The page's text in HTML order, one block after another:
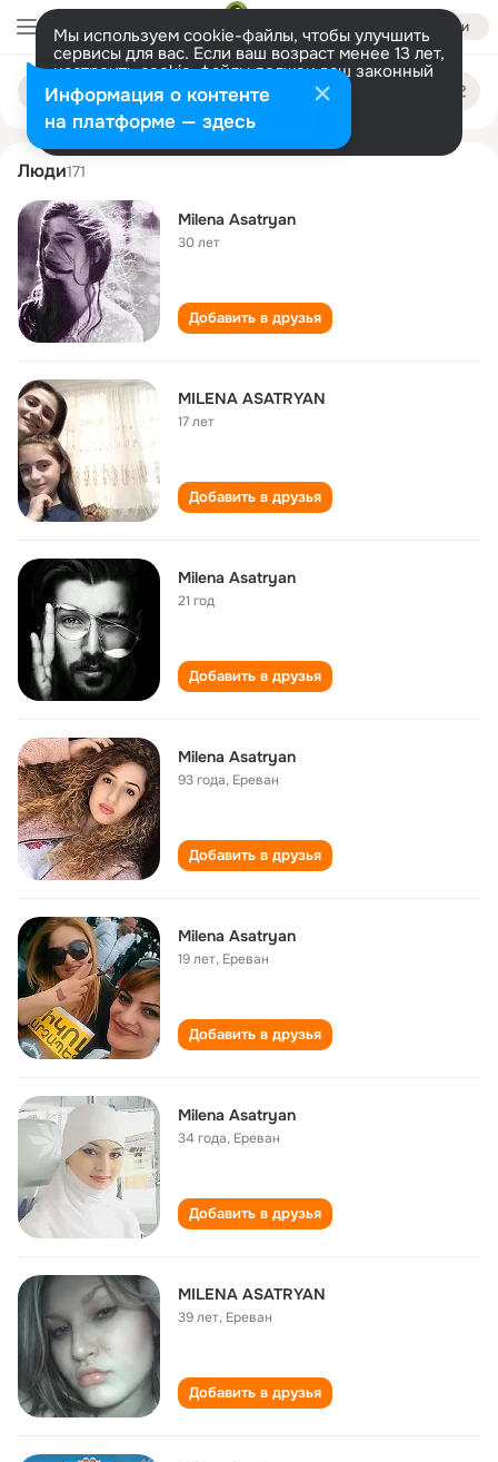
Войти
Мы используем cookie-файлы, чтобы улучшить
сервисы для вас. Если ваш возраст менее 13 лет,
настроить cookie-файлы должен ваш законный
представитель. Больше информации
Разрешить все Настроить
Поиск
людям
milena asatryan
Люди171
Milena Asatryan
30 лет
Добавить в друзья
MILENA ASATRYAN
17 лет
Добавить в друзья
Milena Asatryan
21 год
Добавить в друзья
Milena Asatryan
93 года, Ереван
Добавить в друзья
Milena Asatryan
19 лет, Ереван
Добавить в друзья
Milena Asatryan
34 года, Ереван
Добавить в друзья
MILENA ASATRYAN
39 лет, Ереван
Добавить в друзья
Информация о контенте
на платформе — здесь